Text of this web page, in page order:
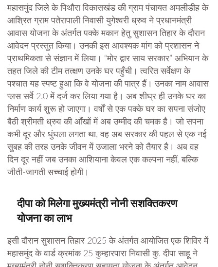
महासमुंद जिले के पिथौरा विकासखंड की ग्राम पंचायत अमलीडीह के
आश्रित ग्राम पतेरापाली निवासी युगेश्वरी ध्रुव ने प्रधानमंत्री
आवास योजना के अंतर्गत पक्के मकान हेतु सुशासन तिहार के दौरान
आवेदन प्रस्तुत किया। उनकी इस आवश्यक मांग को प्रशासन ने
प्राथमिकता से संज्ञान में लिया। “मोर द्वार साय सरकार” अभियान के
तहत जिले की टीम तत्क्षण उनके घर पहुँची। त्वरित सर्वेक्षण के
पश्चात यह स्पष्ट हुआ कि वे योजना की पात्र हैं। उनका नाम आवास
प्लस सर्वे 2.0 में दर्ज कर लिया गया है। अब शीघ्र ही उनके घर का
निर्माण कार्य शुरू हो जाएगा। वर्षों से एक पक्के घर का सपना संजोए
बैठी श्रीमती ध्रुव की आँखों में अब उम्मीद की चमक है। जो सपना
कभी दूर और धुंधला लगता था, वह अब सरकार की पहल से एक नई
सुबह की तरह उनके जीवन में उजाला भरने को तैयार है। अब वह
दिन दूर नहीं जब उनका आशियाना केवल एक कल्पना नहीं, बल्कि
जीती-जागती सच्चाई होगी।
दीपा को मिलेगा मुख्यमंत्री नोनी सशक्तिकरण
योजना का लाभ
इसी दौरान सुशासन तिहार 2025 के अंतर्गत आयोजित एक शिविर में
महासमुंद के वार्ड क्रमांक 25 कुम्हारपारा निवासी कु. दीपा साहू ने